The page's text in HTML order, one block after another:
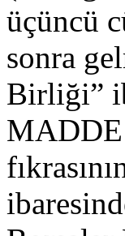
üçüncü
sonra
Birliği”
MADDE